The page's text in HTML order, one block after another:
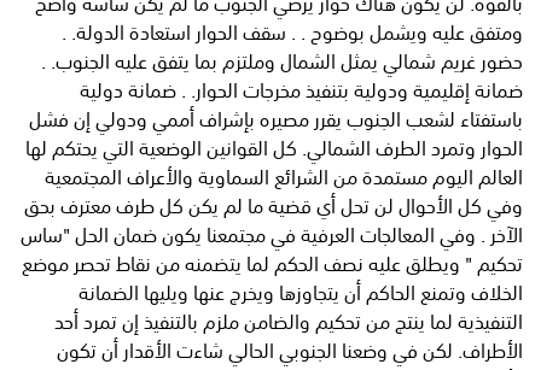
ومتفق عليه ويشمل بوضوح . . سقف الحوار استعادة الدولة. .
حضور غريم شمالي يمثل الشمال وملتزم بما يتفق عليه الجنوب. .
ضمانة إقليمية ودولية بتنفيذ مخرجات الحوار. . ضمانة دولية
باستفتاء لشعب الجنوب يقرر مصيره بإشراف أممي ودولي إن فشل
الحوار وتمرد الطرف الشمالي. كل القوانين الوضعية التي يحتكم لها
العالم اليوم مستمدة من الشرائع السماوية والأعراف المجتمعية
وفي كل الأحوال لن تحل أي قضية ما لم يكن كل طرف معترف بحق
الآخر . وفي المعالجات العرفية في مجتمعنا يكون ضمان الحل "ساس
تحكيم " ويطلق عليه نصف الحكم لما يتضمنه من نقاط تحصر موضع
الخلاف وتمنع الحاكم أن يتجاوزها ويخرج عنها ويليها الضمانة
التنفيذية لما ينتج من تحكيم والضامن ملزم بالتنفيذ إن تمرد أحد
الأطراف. لكن في وضعنا الجنوبي الحالي شاءت الأقدار أن تكون